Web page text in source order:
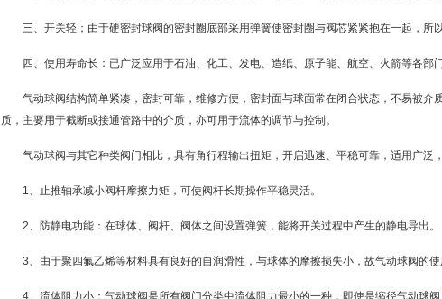
三、开关轻；由于硬密封球阀的密封圈底部采用弹簧使密封圈与阀芯紧紧抱在一起，所
四、使用寿命长：已广泛应用于石油、化工、发电、造纸、 原子能、航空、 火箭等各部
气动球阀结构简单紧凑，密封可靠，维修方便，密封面与球面常在闭合状态，不易被
质，主要用于截断或接通管路中的介质，亦可用于流体的调节与控制。
气动球阀与其它种类阀门相比，具有角行程输出扭矩，开启迅速、平稳可靠，适用广泛
1、 止推轴承减小阀杆摩擦力矩，可使阀杆长期操作平稳灵活。
2、防静电功能：在球体、阀杆、阀体之间设置弹簧，能将开关过程中产生的静电导出。
3、由于聚四氟乙烯等材料具有良好的自润滑性，与球体的摩擦损失小，故气动球阀的使
4、流体阻力小：气动球阀是所有阀门分类中流体阻力最小的一种，即使是缩径气动球阀